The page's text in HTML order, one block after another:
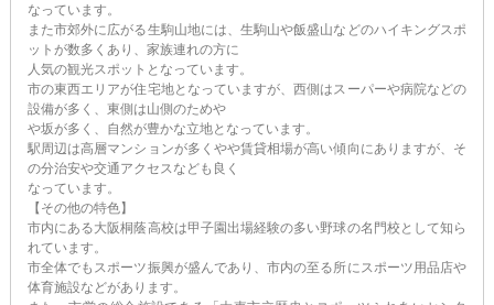
なっています。
また市郊外に広がる生駒山地には、生駒山や飯盛山などのハイキングスポ
ットが数多くあり、家族連れの方に
人気の観光スポットとなっています。
市の東西エリアが住宅地となっていますが、西側はスーパーや病院などの
設備が多く、東側は山側のためや
や坂が多く、自然が豊かな立地となっています。
駅周辺は高層マンションが多くやや賃貸相場が高い傾向にありますが、そ
の分治安や交通アクセスなども良く
なっています。
【その他の特色】
市内にある大阪桐蔭高校は甲子園出場経験の多い野球の名門校として知ら
れています。
市全体でもスポーツ振興が盛んであり、市内の至る所にスポーツ用品店や
体育施設などがあります。